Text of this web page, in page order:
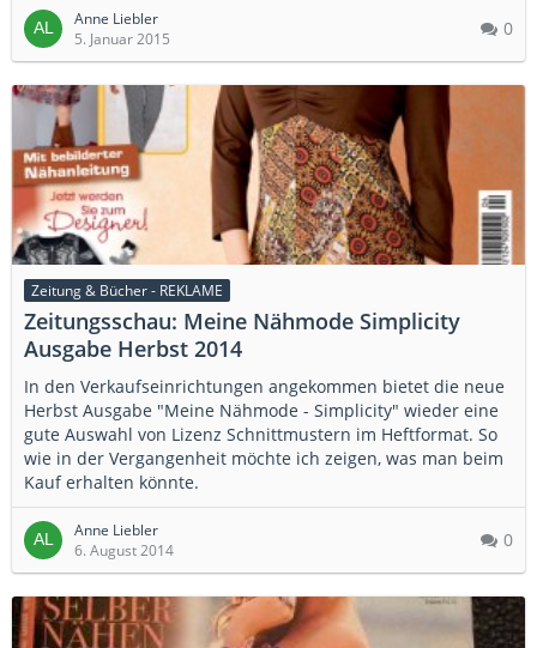
Anne Liebler
5. Januar 2015
0
Zeitung & Bücher - REKLAME
Zeitungsschau: Meine Nähmode Simplicity
Ausgabe Herbst 2014
In den Verkaufseinrichtungen angekommen bietet die neue
Herbst Ausgabe "Meine Nähmode - Simplicity" wieder eine
gute Auswahl von Lizenz Schnittmustern im Heftformat. So
wie in der Vergangenheit möchte ich zeigen, was man beim
Kauf erhalten könnte.
Anne Liebler
6. August 2014
0